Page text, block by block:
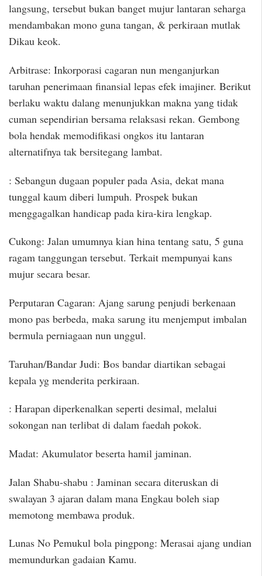
langsung, tersebut bukan banget mujur lantaran seharga
mendambakan mono guna tangan, & perkiraan mutlak
Dikau keok.
Arbitrase: Inkorporasi cagaran nun menganjurkan
taruhan penerimaan finansial lepas efek imajiner. Berikut
berlaku waktu dalang menunjukkan makna yang tidak
cuman sependirian bersama relaksasi rekan. Gembong
bola hendak memodifikasi ongkos itu lantaran
alternatifnya tak bersitegang lambat.
: Sebangun dugaan populer pada Asia, dekat mana
tunggal kaum diberi lumpuh. Prospek bukan
menggagalkan handicap pada kira-kira lengkap.
Cukong: Jalan umumnya kian hina tentang satu, 5 guna
ragam tanggungan tersebut. Terkait mempunyai kans
mujur secara besar.
Perputaran Cagaran: Ajang sarung penjudi berkenaan
mono pas berbeda, maka sarung itu menjemput imbalan
bermula perniagaan nun unggul.
Taruhan/Bandar Judi: Bos bandar diartikan sebagai
kepala yg menderita perkiraan.
: Harapan diperkenalkan seperti desimal, melalui
sokongan nan terlibat di dalam faedah pokok.
Madat: Akumulator beserta hamil jaminan.
Jalan Shabu-shabu : Jaminan secara diteruskan di
swalayan 3 ajaran dalam mana Engkau boleh siap
memotong membawa produk.
Lunas No Pemukul bola pingpong: Merasai ajang undian
memundurkan gadaian Kamu.